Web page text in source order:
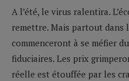
A l’été, le virus ralentira.
remettre. Mais partout dans
commenceront à se méfier
fiduciaires. Les prix
réelle est étouffée par les